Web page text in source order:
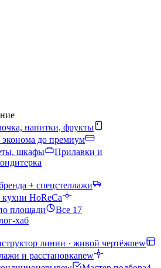
напитки, фрукты
до премиум
шкафы
Прилавки и
+ спецстеллажи
кухни HoReCa
площади
Все 17
хаб
линии · живой чертёжnew
и расстановкаnew